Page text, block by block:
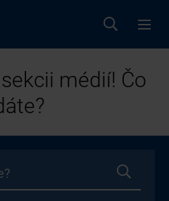
médií! Čo